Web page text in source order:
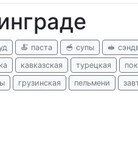
🍝 паста 🥣 супы 🥪
кавказская турецкая
грузинская пельмени